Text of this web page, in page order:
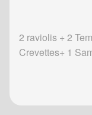
2 raviolis + 2
Crevettes+ 1